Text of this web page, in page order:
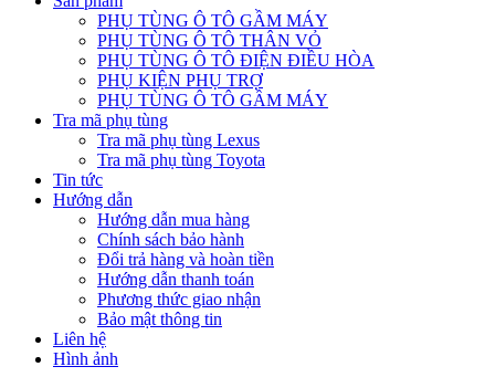
PHỤ TÙNG Ô TÔ GẦM MÁY
PHỤ TÙNG Ô TÔ THÂN VỎ
PHỤ TÙNG Ô TÔ ĐIỆN ĐIỀU HÒA
PHỤ KIỆN PHỤ TRỢ
PHỤ TÙNG Ô TÔ GẦM MÁY
Tra mã phụ tùng
Tra mã phụ tùng Lexus
Tra mã phụ tùng Toyota
Tin tức
Hướng dẫn
Hướng dẫn mua hàng
Chính sách bảo hành
Đổi trả hàng và hoàn tiền
Hướng dẫn thanh toán
Phương thức giao nhận
Bảo mật thông tin
Liên hệ
Hình ảnh